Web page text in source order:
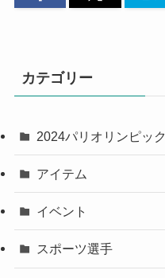
カテゴリー
2024パリオリンピック
アイテム
イベント
スポーツ選手